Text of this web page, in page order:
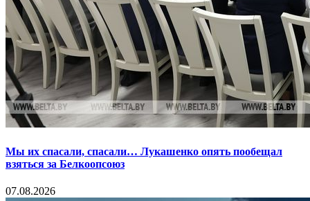
Мы их спасали, спасали… Лукашенко опять пообещал
взяться за Белкоопсоюз
07.08.2026